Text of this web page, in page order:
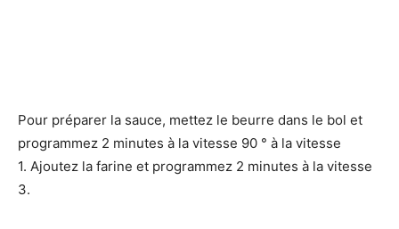
Pour préparer la sauce, mettez le beurre dans le bol et
programmez 2 minutes à la vitesse 90 ° à la vitesse
1. Ajoutez la farine et programmez 2 minutes à la vitesse
3.